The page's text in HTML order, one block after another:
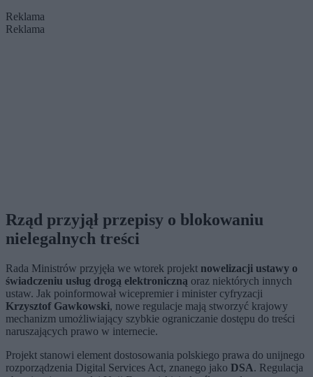
Reklama
Reklama
Rząd przyjął przepisy o blokowaniu
nielegalnych treści
Rada Ministrów przyjęła we wtorek projekt nowelizacji ustawy o
świadczeniu usług drogą elektroniczną oraz niektórych innych
ustaw. Jak poinformował wicepremier i minister cyfryzacji
Krzysztof Gawkowski, nowe regulacje mają stworzyć krajowy
mechanizm umożliwiający szybkie ograniczanie dostępu do treści
naruszających prawo w internecie.
Projekt stanowi element dostosowania polskiego prawa do unijnego
rozporządzenia Digital Services Act, znanego jako DSA. Regulacja